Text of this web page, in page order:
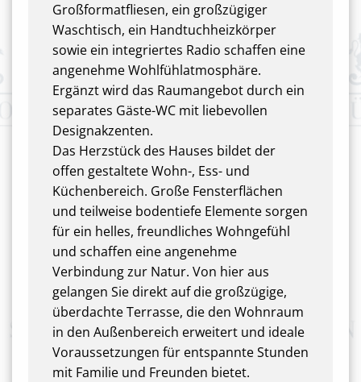
Großformatfliesen, ein großzügiger
Waschtisch, ein Handtuchheizkörper
sowie ein integriertes Radio schaffen eine
angenehme Wohlfühlatmosphäre.
Ergänzt wird das Raumangebot durch ein
separates Gäste-WC mit liebevollen
Designakzenten.
Das Herzstück des Hauses bildet der
offen gestaltete Wohn-, Ess- und
Küchenbereich. Große Fensterflächen
und teilweise bodentiefe Elemente sorgen
für ein helles, freundliches Wohngefühl
und schaffen eine angenehme
Verbindung zur Natur. Von hier aus
gelangen Sie direkt auf die großzügige,
überdachte Terrasse, die den Wohnraum
in den Außenbereich erweitert und ideale
Voraussetzungen für entspannte Stunden
mit Familie und Freunden bietet.